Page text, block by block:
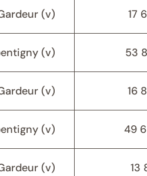
(v) 17
(v) 53
(v) 16
(v) 49
(v) 13